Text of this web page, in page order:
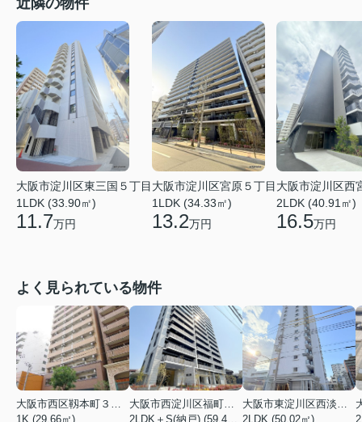
大阪市淀川区東三国５丁目
1LDK (33.90㎡)
11.7万円
大阪市淀川区宮原５丁目
1LDK (34.33㎡)
13.2万円
大阪市淀川区西
2LDK (40.91㎡)
16.5万円
よく見られている物件
大阪市西区靱本町３丁目
1K (29.66㎡)
大阪市西淀川区福町２丁目
2LDK＋S(納戸) (59.48㎡)
大阪市東淀川区西淡路１丁目
2LDK (50.02㎡)